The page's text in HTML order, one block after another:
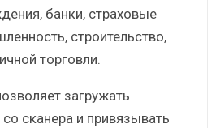
банки, страховые
строительство,
торговли.
загружать
сканера и привязывать